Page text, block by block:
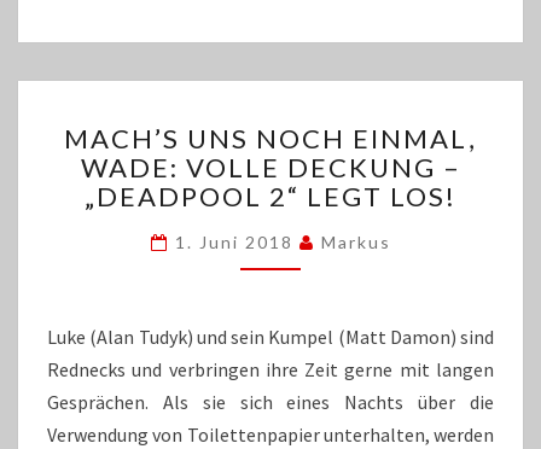
UNS
NOCH
EINMAL,
VOLLE
DECKUNG
„DEADPOOL
2“
LEGT
LOS!
MACH’S UNS NOCH EINMAL,
WADE: VOLLE DECKUNG –
„DEADPOOL 2“ LEGT LOS!
1. Juni 2018 Markus
Luke (Alan Tudyk) und sein Kumpel (Matt Damon) sind
Rednecks und verbringen ihre Zeit gerne mit langen
Gesprächen. Als sie sich eines Nachts über die
Verwendung von Toilettenpapier unterhalten, werden